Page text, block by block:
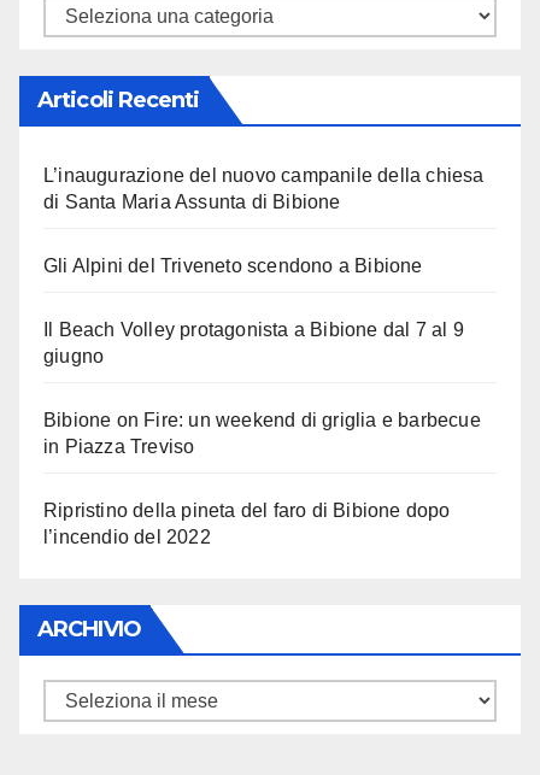
Categorie
Articoli Recenti
L’inaugurazione del nuovo campanile della chiesa
di Santa Maria Assunta di Bibione
Gli Alpini del Triveneto scendono a Bibione
Il Beach Volley protagonista a Bibione dal 7 al 9
giugno
Bibione on Fire: un weekend di griglia e barbecue
in Piazza Treviso
Ripristino della pineta del faro di Bibione dopo
l’incendio del 2022
ARCHIVIO
ARCHIVIO